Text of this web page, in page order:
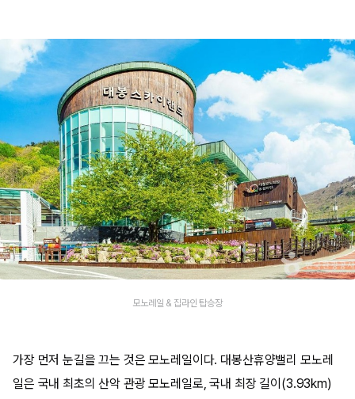
모노레일 & 집라인 탑승장
가장 먼저 눈길을 끄는 것은 모노레일이다. 대봉산휴양밸리 모노레
일은 국내 최초의 산악 관광 모노레일로, 국내 최장 길이(3.93km)